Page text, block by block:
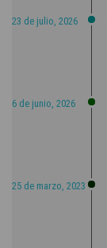
23 de julio, 2026
6 de junio, 2026
25 de marzo, 2023